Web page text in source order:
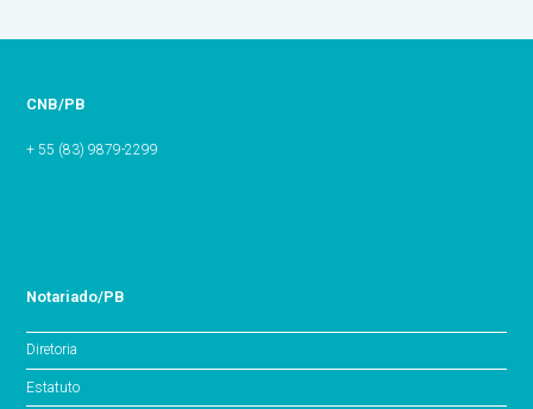
CNB/PB
+ 55 (83) 9879-2299
Notariado/PB
Diretoria
Estatuto